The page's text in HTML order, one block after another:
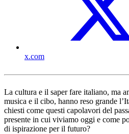
x.com
La cultura e il saper fare italiano, ma
musica e il cibo, hanno reso grande
chiesti come questi capolavori del
presente in cui viviamo oggi e come
di ispirazione per il futuro?